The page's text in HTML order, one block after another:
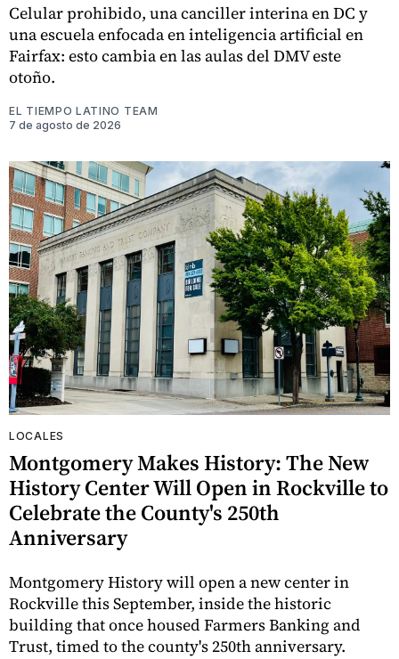
Celular prohibido, una canciller interina en DC y
una escuela enfocada en inteligencia artificial en
Fairfax: esto cambia en las aulas del DMV este
otoño.
EL TIEMPO LATINO TEAM
7 de agosto de 2026
LOCALES
Montgomery Makes History: The New
History Center Will Open in Rockville to
Celebrate the County's 250th
Anniversary
Montgomery History will open a new center in
Rockville this September, inside the historic
building that once housed Farmers Banking and
Trust, timed to the county's 250th anniversary.